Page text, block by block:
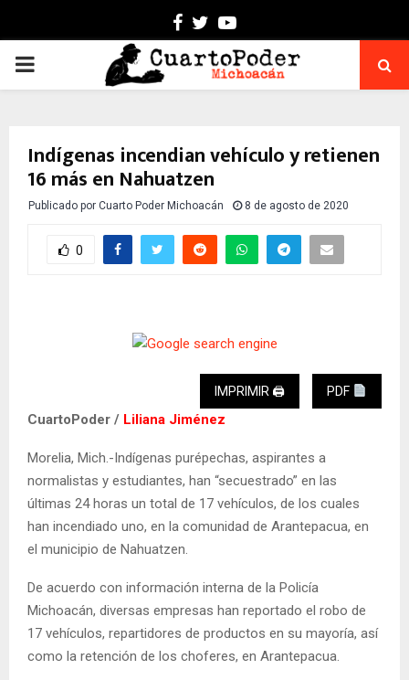
Facebook
TwitterYoutube
PRIMARY
Indígenas incendian vehículo y retienen
16 más en Nahuatzen
Publicado por Cuarto Poder Michoacán 8 de agosto de 2020
0
IMPRIMIR 🖨 PDF
CuartoPoder / Liliana Jiménez
Morelia, Mich.-Indígenas purépechas, aspirantes a
normalistas y estudiantes, han “secuestrado” en las
últimas 24 horas un total de 17 vehículos, de los cuales
han incendiado uno, en la comunidad de Arantepacua, en
el municipio de Nahuatzen.
De acuerdo con información interna de la Policía
Michoacán, diversas empresas han reportado el robo de
17 vehículos, repartidores de productos en su mayoría, así
como la retención de los choferes, en Arantepacua.